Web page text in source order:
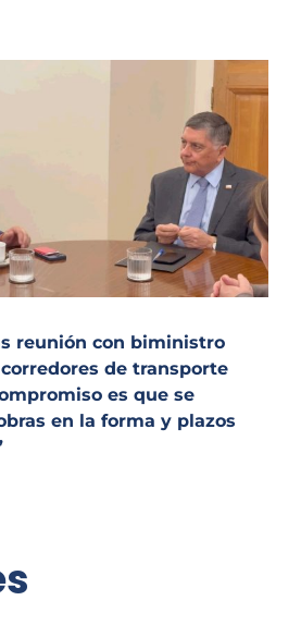
reunión con biministro
de transporte
es que se
en la forma y plazos